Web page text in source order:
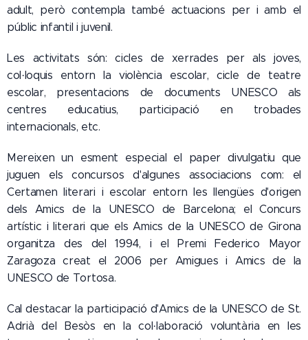
adult, però contempla també actuacions per i amb el
públic infantil i juvenil.
Les activitats són: cicles de xerrades per als joves,
col·loquis entorn la violència escolar, cicle de teatre
escolar, presentacions de documents UNESCO als
centres educatius, participació en trobades
internacionals, etc.
Mereixen un esment especial el paper divulgatiu que
juguen els concursos d'algunes associacions com: el
Certamen literari i escolar entorn les llengües d'origen
dels Amics de la UNESCO de Barcelona; el Concurs
artístic i literari que els Amics de la UNESCO de Girona
organitza des del 1994, i el Premi Federico Mayor
Zaragoza creat el 2006 per Amigues i Amics de la
UNESCO de Tortosa.
Cal destacar la participació d'Amics de la UNESCO de St.
Adrià del Besòs en la col·laboració voluntària en les